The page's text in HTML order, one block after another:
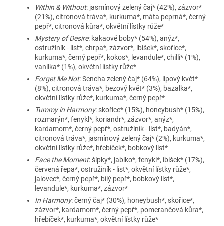
Within & Without: jasmínový zelený čaj* (42%), zázvor*
(21%), citronová tráva*, kurkuma*, máta peprná*, černý
pepř*, citronová kůra*, okvětní lístky růže*
Mystery of Desire: kakaové boby* (54%), anýz*,
ostružiník - list*, chrpa*, zázvor*, ibišek*, skořice*,
kurkuma*, černý pepř*, kokos*, levandule*, chilli* (1%),
vanilka* (1%), okvětní lístky růže*
Forget Me Not: Sencha zelený čaj* (64%), lipový květ*
(8%), citronová tráva*, bezový květ* (3%), bazalka*,
okvětní lístky růže*, kurkuma*, černý pepř*
Tummy in Harmony: skořice* (15%), honeybush* (15%),
rozmarýn*, fenykl*, koriandr*, zázvor*, anýz*,
kardamom*, černý pepř*, ostružiník - list*, badyán*,
citronová tráva*, jasmínový zelený čaj* (2%), kurkuma*,
okvětní lístky růže*, hřebíček*, bobkový list*
Face the Moment: šípky*, jablko*, fenykl*, ibišek* (17%),
červená řepa*, ostružiník - list*, okvětní lístky růže*,
jalovec*, černý pepř*, bílý pepř*, bobkový list*,
levandule*, kurkuma*, zázvor*
In Harmony: černý čaj* (30%), honeybush*, skořice*,
zázvor*, kardamom*, černý pepř*, pomerančová kůra*,
hřebíček*, kurkuma*, okvětní lístky růže*